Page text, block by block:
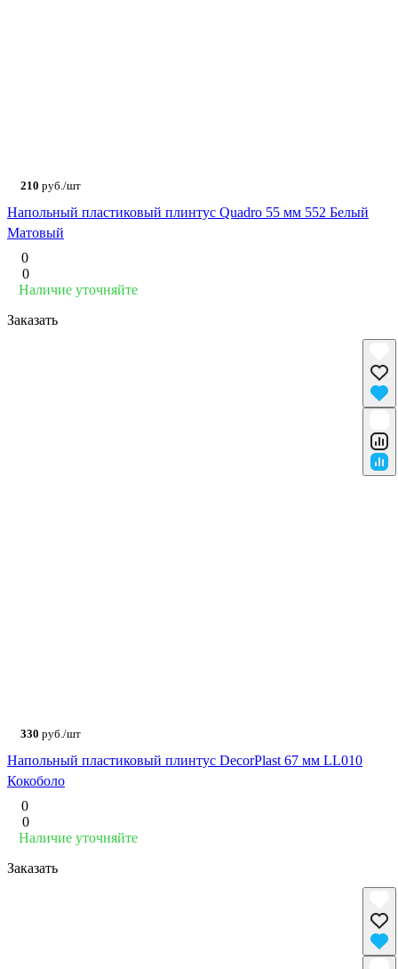
210 руб./шт
Напольный пластиковый плинтус Quadro 55 мм 552 Белый
Матовый
0
0
Наличие уточняйте
Заказать
330 руб./шт
Напольный пластиковый плинтус DecorPlast 67 мм LL010
Кокоболо
0
0
Наличие уточняйте
Заказать